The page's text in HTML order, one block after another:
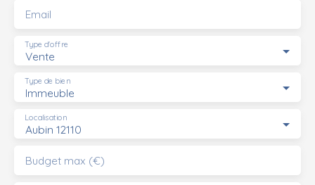
Email
Vente
Type d'offre
Immeuble
Type de bien
Aubin 12110
Localisation
Budget max (€)